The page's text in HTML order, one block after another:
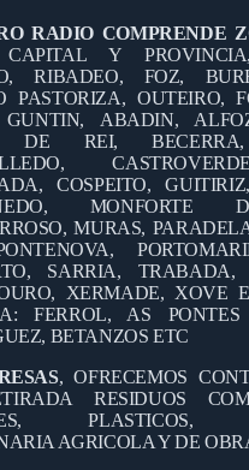
RADIO COMPRENDE
Y
RIBADEO, FOZ,
PASTORIZA, OUTEIRO,
GUNTIN, ABADIN,
DE REI, BECERRA,
COSPEITO,
MONFORTE
MURAS,
SARRIA, TRABADA,
XERMADE, XOVE
FERROL, AS
BETANZOS ETC
, OFRECEMOS
RESIDUOS
PLASTICOS,
AGRICOLA Y DE